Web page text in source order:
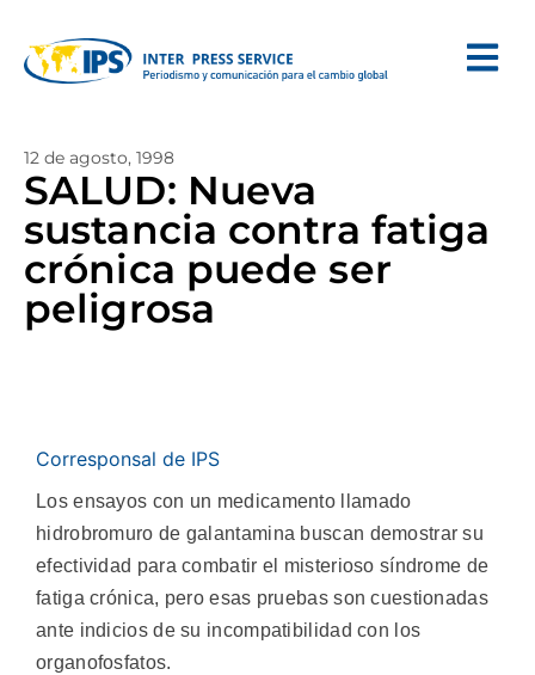
12 de agosto, 1998
SALUD: Nueva
sustancia contra fatiga
crónica puede ser
peligrosa
Corresponsal de IPS
Los ensayos con un medicamento llamado
hidrobromuro de galantamina buscan demostrar su
efectividad para combatir el misterioso síndrome de
fatiga crónica, pero esas pruebas son cuestionadas
ante indicios de su incompatibilidad con los
organofosfatos.